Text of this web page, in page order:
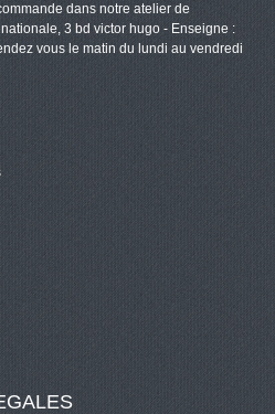
dans notre atelier de
3 bd victor hugo - Enseigne :
vous le matin du lundi au vendredi